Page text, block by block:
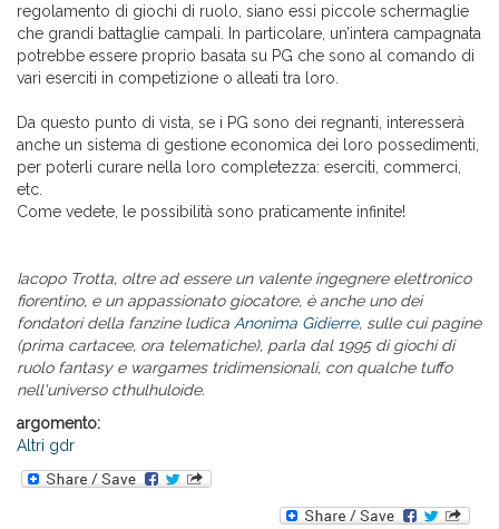
regolamento di giochi di ruolo, siano essi piccole schermaglie
che grandi battaglie campali. In particolare, un’intera campagnata
potrebbe essere proprio basata su PG che sono al comando di
vari eserciti in competizione o alleati tra loro.
Da questo punto di vista, se i PG sono dei regnanti, interesserà
anche un sistema di gestione economica dei loro possedimenti,
per poterli curare nella loro completezza: eserciti, commerci,
etc.
Come vedete, le possibilità sono praticamente infinite!
Iacopo Trotta, oltre ad essere un valente ingegnere elettronico
fiorentino, e un appassionato giocatore, è anche uno dei
fondatori della fanzine ludica Anonima Gidierre, sulle cui pagine
(prima cartacee, ora telematiche), parla dal 1995 di giochi di
ruolo fantasy e wargames tridimensionali, con qualche tuffo
nell'universo cthulhuloide.
argomento:
Altri gdr